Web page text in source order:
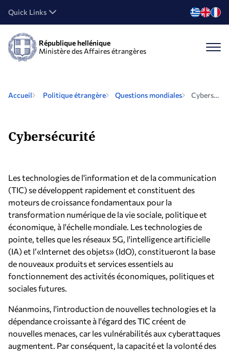
Quick Links
République hellénique
Ministère des Affaires étrangères
Accueil Politique étrangère Questions mondiales Cybersécurité
Cybersécurité
Les technologies de l'information et de la communication
(TIC) se développent rapidement et constituent des
moteurs de croissance fondamentaux pour la
transformation numérique de la vie sociale, politique et
économique, à l'échelle mondiale. Les technologies de
pointe, telles que les réseaux 5G, l'intelligence artificielle
(IA) et l’«Internet des objets» (IdO), constitueront la base
de nouveaux produits et services essentiels au
fonctionnement des activités économiques, politiques et
sociales futures.
Néanmoins, l'introduction de nouvelles technologies et la
dépendance croissante à l'égard des TIC créent de
nouvelles menaces, car les vulnérabilités aux cyberattaques
augmentent. Par conséquent, la capacité et la volonté des